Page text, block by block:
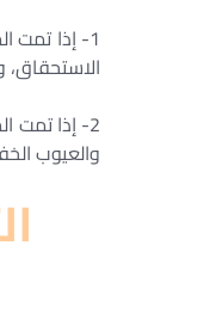
1- إذا تمت
الاستحقاق،
2- إذا تمت
والعيوب